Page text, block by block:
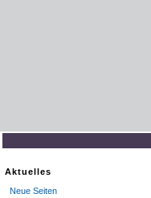
Aktuelles
Neue Seiten